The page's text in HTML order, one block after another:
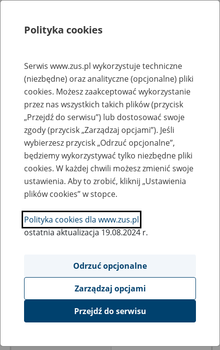
Rejestry, ewidencje i archiwa
Baza zlikwidowanych lub
przekształconych zakładów pracy
Nazwa zakładu pracy:
SZUKAJ
Ukryj wszystkie pozycje bazy
Niedomickie Zakłady Usługowo –
Polityka cookies
Serwis www.zus.pl wykorzystuje techniczne
(niezbędne) oraz analityczne (opcjonalne) pliki
cookies. Możesz zaakceptować wykorzystanie
przez nas wszystkich takich plików (przycisk
„Przejdź do serwisu”) lub dostosować swoje
zgody (przycisk „Zarządzaj opcjami”). Jeśli
wybierzesz przycisk „Odrzuć opcjonalne”,
będziemy wykorzystywać tylko niezbędne pliki
cookies. W każdej chwili możesz zmienić swoje
ustawienia. Aby to zrobić, kliknij „Ustawienia
plików cookies” w stopce.
Polityka cookies dla www.zus.pl
ostatnia aktualizacja 19.08.2024 r.
Odrzuć opcjonalne
Zarządzaj opcjami
Przejdź do serwisu